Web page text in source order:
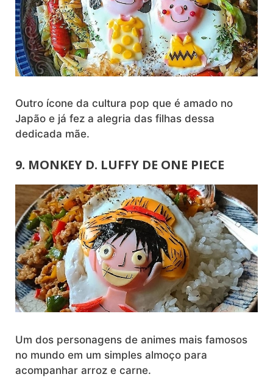
Outro ícone da cultura pop que é amado no
Japão e já fez a alegria das filhas dessa
dedicada mãe.
9. MONKEY D. LUFFY DE ONE PIECE
Um dos personagens de animes mais famosos
no mundo em um simples almoço para
acompanhar arroz e carne.